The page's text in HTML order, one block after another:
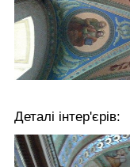
Деталі інтер'єрів: